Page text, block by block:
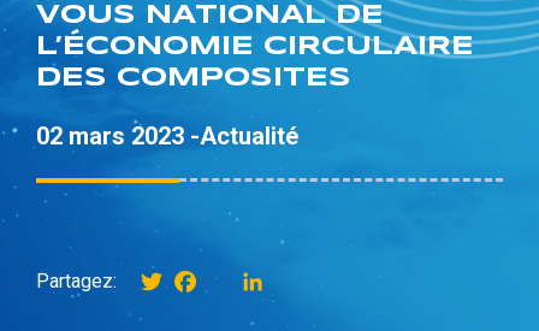
VOUS NATIONAL DE
L’ÉCONOMIE CIRCULAIRE
DES COMPOSITES
02 mars 2023 -Actualité
Partagez: TwitterFacebookinstagram